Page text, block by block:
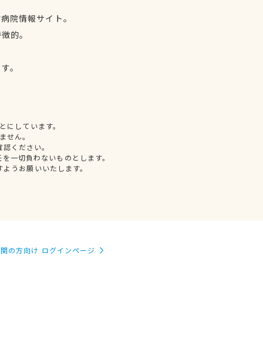
院情報サイト。
的。
。
しています。
せん。
ください。
一切負わないものとします。
うお願いいたします。
の方向け ログインページ